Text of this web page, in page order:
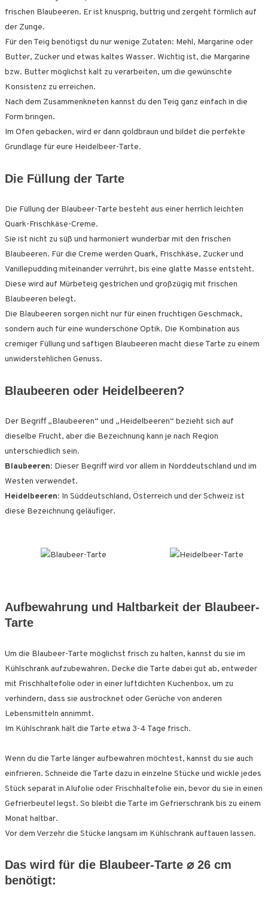
frischen Blaubeeren. Er ist knusprig, buttrig und zergeht förmlich auf
der Zunge.
Für den Teig benötigst du nur wenige Zutaten: Mehl, Margarine oder
Butter, Zucker und etwas kaltes Wasser. Wichtig ist, die Margarine
bzw. Butter möglichst kalt zu verarbeiten, um die gewünschte
Konsistenz zu erreichen.
Nach dem Zusammenkneten kannst du den Teig ganz einfach in die
Form bringen.
Im Ofen gebacken, wird er dann goldbraun und bildet die perfekte
Grundlage für eure Heidelbeer-Tarte.
Die Füllung der Tarte
Die Füllung der Blaubeer-Tarte besteht aus einer herrlich leichten
Quark-Frischkäse-Creme.
Sie ist nicht zu süß und harmoniert wunderbar mit den frischen
Blaubeeren. Für die Creme werden Quark, Frischkäse, Zucker und
Vanillepudding miteinander verrührt, bis eine glatte Masse entsteht.
Diese wird auf Mürbeteig gestrichen und großzügig mit frischen
Blaubeeren belegt.
Die Blaubeeren sorgen nicht nur für einen fruchtigen Geschmack,
sondern auch für eine wunderschöne Optik. Die Kombination aus
cremiger Füllung und saftigen Blaubeeren macht diese Tarte zu einem
unwiderstehlichen Genuss.
Blaubeeren oder Heidelbeeren?
Der Begriff „Blaubeeren“ und „Heidelbeeren“ bezieht sich auf
dieselbe Frucht, aber die Bezeichnung kann je nach Region
unterschiedlich sein.
Blaubeeren: Dieser Begriff wird vor allem in Norddeutschland und im
Westen verwendet.
Heidelbeeren: In Süddeutschland, Österreich und der Schweiz ist
diese Bezeichnung geläufiger.
Aufbewahrung und Haltbarkeit der Blaubeer-
Tarte
Um die Blaubeer-Tarte möglichst frisch zu halten, kannst du sie im
Kühlschrank aufzubewahren. Decke die Tarte dabei gut ab, entweder
mit Frischhaltefolie oder in einer luftdichten Kuchenbox, um zu
verhindern, dass sie austrocknet oder Gerüche von anderen
Lebensmitteln annimmt.
Im Kühlschrank hält die Tarte etwa 3-4 Tage frisch.
Wenn du die Tarte länger aufbewahren möchtest, kannst du sie auch
einfrieren. Schneide die Tarte dazu in einzelne Stücke und wickle jedes
Stück separat in Alufolie oder Frischhaltefolie ein, bevor du sie in einen
Gefrierbeutel legst. So bleibt die Tarte im Gefrierschrank bis zu einem
Monat haltbar.
Vor dem Verzehr die Stücke langsam im Kühlschrank auftauen lassen.
Das wird für die Blaubeer-Tarte ⌀ 26 cm
benötigt: